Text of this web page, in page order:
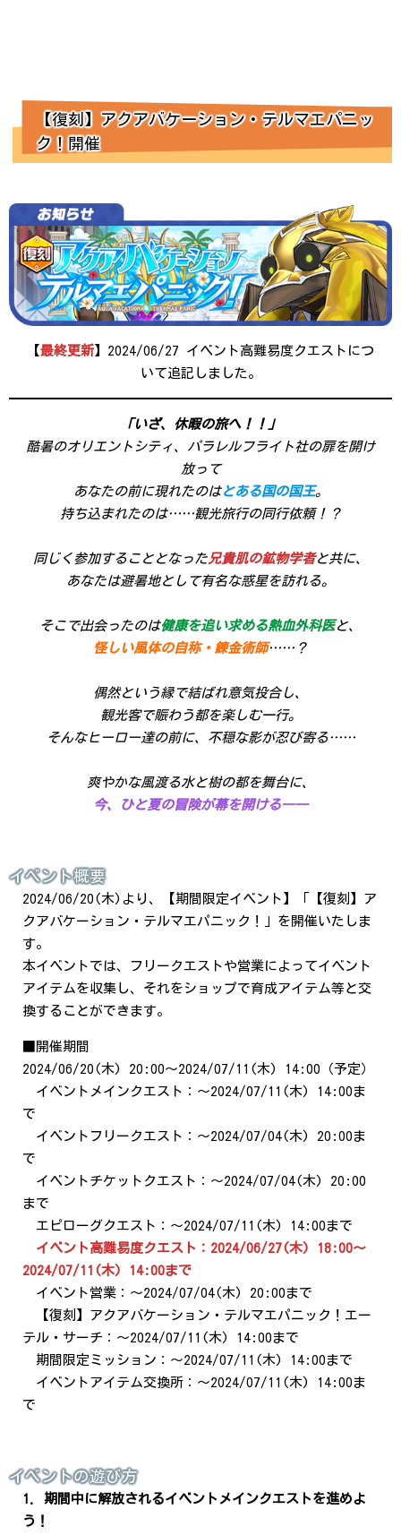
【復刻】アクアバケーション・テルマエパニッ
ク！開催
【最終更新】2024/06/27 イベント高難易度クエストにつ
いて追記しました。
「いざ、休暇の旅へ！！」
酷暑のオリエントシティ、パラレルフライト社の扉を開け
放って
あなたの前に現れたのはとある国の国王。
持ち込まれたのは……観光旅行の同行依頼！？
同じく参加することとなった兄貴肌の鉱物学者と共に、
あなたは避暑地として有名な惑星を訪れる。
そこで出会ったのは健康を追い求める熱血外科医と、
怪しい風体の自称・錬金術師……？
偶然という縁で結ばれ意気投合し、
観光客で賑わう都を楽しむ一行。
そんなヒーロー達の前に、不穏な影が忍び寄る……
爽やかな風渡る水と樹の都を舞台に、
今、ひと夏の冒険が幕を開ける――
イベント概要
2024/06/20(木)より、【期間限定イベント】「【復刻】ア
クアバケーション・テルマエパニック！」を開催いたしま
す。
本イベントでは、フリークエストや営業によってイベント
アイテムを収集し、それをショップで育成アイテム等と交
換することができます。
■開催期間
2024/06/20(木) 20:00～2024/07/11(木) 14:00（予定）
イベントメインクエスト：～2024/07/11(木) 14:00ま
で
イベントフリークエスト：～2024/07/04(木) 20:00ま
で
イベントチケットクエスト：～2024/07/04(木) 20:00
まで
エピローグクエスト：～2024/07/11(木) 14:00まで
イベント高難易度クエスト：2024/06/27(木) 18:00～
2024/07/11(木) 14:00まで
イベント営業：～2024/07/04(木) 20:00まで
【復刻】アクアバケーション・テルマエパニック！エー
テル・サーチ：～2024/07/11(木) 14:00まで
期間限定ミッション：～2024/07/11(木) 14:00まで
イベントアイテム交換所：～2024/07/11(木) 14:00ま
で
イベントの遊び方
1. 期間中に解放されるイベントメインクエストを進めよ
う！